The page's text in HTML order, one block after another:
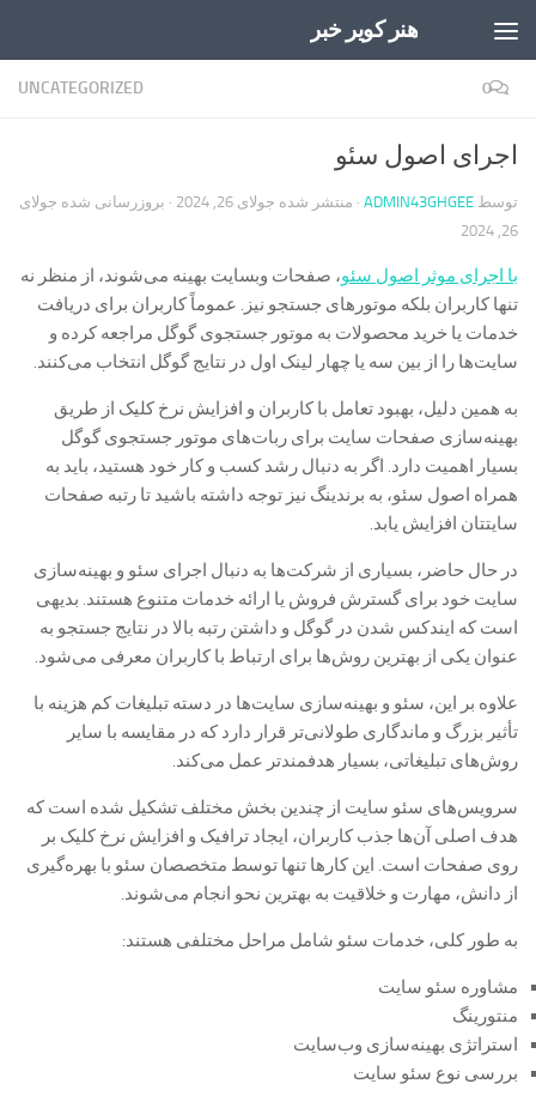
هنر کویر خبر
UNCATEGORIZED 0
اجرای اصول سئو
توسط ADMIN43GHGEE · منتشر شده جولای 26, 2024 · بروزرسانی شده جولای
26, 2024
با اجرای موثر اصول سئو، صفحات وبسایت بهینه می‌شوند، از منظر نه
تنها کاربران بلکه موتورهای جستجو نیز. عموماً کاربران برای دریافت
خدمات یا خرید محصولات به موتور جستجوی گوگل مراجعه کرده و
سایت‌ها را از بین سه یا چهار لینک اول در نتایج گوگل انتخاب می‌کنند.
به همین دلیل، بهبود تعامل با کاربران و افزایش نرخ کلیک از طریق
بهینه‌سازی صفحات سایت برای ربات‌های موتور جستجوی گوگل
بسیار اهمیت دارد. اگر به دنبال رشد کسب و کار خود هستید، باید به
همراه اصول سئو، به برندینگ نیز توجه داشته باشید تا رتبه صفحات
سایتتان افزایش یابد.
در حال حاضر، بسیاری از شرکت‌ها به دنبال اجرای سئو و بهینه‌سازی
سایت خود برای گسترش فروش یا ارائه خدمات متنوع هستند. بدیهی
است که ایندکس شدن در گوگل و داشتن رتبه بالا در نتایج جستجو به
عنوان یکی از بهترین روش‌ها برای ارتباط با کاربران معرفی می‌شود.
علاوه بر این، سئو و بهینه‌سازی سایت‌ها در دسته تبلیغات کم هزینه با
تأثیر بزرگ و ماندگاری طولانی‌تر قرار دارد که در مقایسه با سایر
روش‌های تبلیغاتی، بسیار هدفمندتر عمل می‌کند.
سرویس‌های سئو سایت از چندین بخش مختلف تشکیل شده است که
هدف اصلی آن‌ها جذب کاربران، ایجاد ترافیک و افزایش نرخ کلیک بر
روی صفحات است. این کارها تنها توسط متخصصان سئو با بهره‌گیری
از دانش، مهارت و خلاقیت به بهترین نحو انجام می‌شوند.
به طور کلی، خدمات سئو شامل مراحل مختلفی هستند:
مشاوره سئو سایت
منتورینگ
استراتژی بهینه‌سازی وب‌سایت
بررسی نوع سئو سایت